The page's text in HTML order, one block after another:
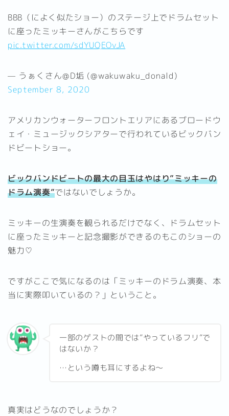
BBB（によく似たショー）のステージ上でドラムセット
に座ったミッキーさんがこちらです
pic.twitter.com/sdYUQEOvJA
— うぁくさん@D垢 (@wakuwaku_donald)
September 8, 2020
アメリカンウォーターフロントエリアにあるブロードウ
ェイ・ミュージックシアターで行われているビックバン
ドビートショー。
ビックバンドビートの最大の目玉はやはり”ミッキーの
ドラム演奏”ではないでしょうか。
ミッキーの生演奏を観られるだけでなく、ドラムセット
に座ったミッキーと記念撮影ができるのもこのショーの
魅力♡
ですがここで気になるのは「ミッキーのドラム演奏、本
当に実際叩いているの？」ということ。
一部のゲストの間では”やっているフリ”で
はないか？
…という噂も耳にするよね～
真実はどうなのでしょうか？